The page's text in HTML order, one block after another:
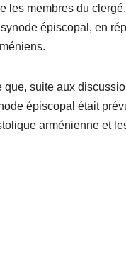
les membres du
épiscopal, en
que, suite aux
épiscopal était
arménienne et